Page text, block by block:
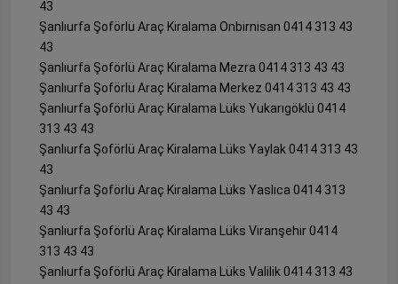
43
Şanlıurfa Şoförlü Araç Kiralama Onbirnisan 0414 313 43
43
Şanlıurfa Şoförlü Araç Kiralama Mezra 0414 313 43 43
Şanlıurfa Şoförlü Araç Kiralama Merkez 0414 313 43 43
Şanlıurfa Şoförlü Araç Kiralama Lüks Yukarıgöklü 0414
313 43 43
Şanlıurfa Şoförlü Araç Kiralama Lüks Yaylak 0414 313 43
43
Şanlıurfa Şoförlü Araç Kiralama Lüks Yaslıca 0414 313
43 43
Şanlıurfa Şoförlü Araç Kiralama Lüks Viranşehir 0414
313 43 43
Şanlıurfa Şoförlü Araç Kiralama Lüks Valilik 0414 313 43